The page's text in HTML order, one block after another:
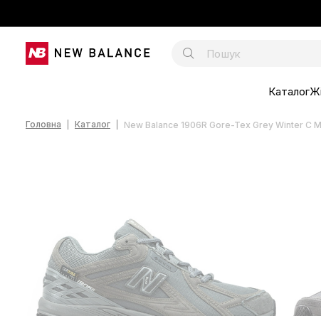
Каталог
Головна Каталог New Balance 1906R Gore-Tex Grey Winter С